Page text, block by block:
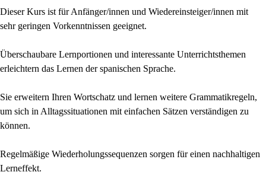
Dieser Kurs ist für Anfänger/innen und Wiedereinsteiger/innen mit
sehr geringen Vorkenntnissen geeignet.
Überschaubare Lernportionen und interessante Unterrichtsthemen
erleichtern das Lernen der spanischen Sprache.
Sie erweitern Ihren Wortschatz und lernen weitere Grammatikregeln,
um sich in Alltagssituationen mit einfachen Sätzen verständigen zu
können.
Regelmäßige Wiederholungssequenzen sorgen für einen nachhaltigen
Lerneffekt.